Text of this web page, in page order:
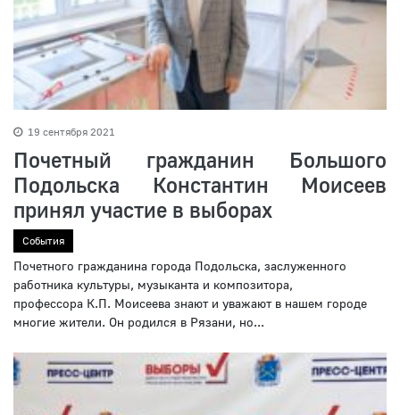
19 сентября 2021
Почетный гражданин Большого
Подольска Константин Моисеев
принял участие в выборах
События
Почетного гражданина города Подольска, заслуженного
работника культуры, музыканта и композитора,
профессора К.П. Моисеева знают и уважают в нашем городе
многие жители. Он родился в Рязани, но...